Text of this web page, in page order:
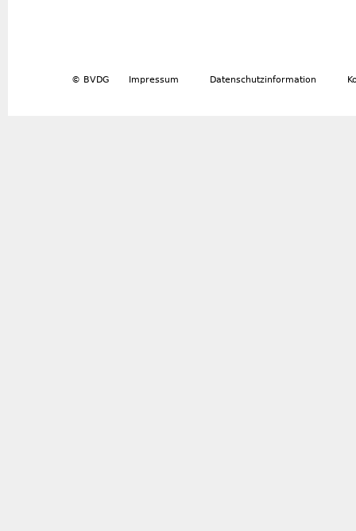
© BVDG Impressum Datenschutzinformation